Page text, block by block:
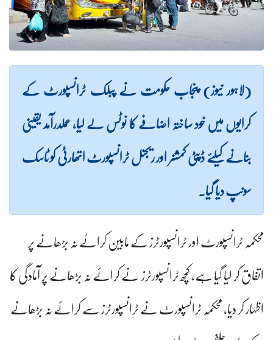
(لاہور نیوز) پنجاب حکومت نے پبلک ٹرانسپورٹ کے
کرایوں میں خود ساختہ اضافے کا نوٹس لے لیا، عملدرآمد یقینی
بنانے کیلئے ڈپٹی کمشنر اور ریجنل ٹرانسپورٹ اتھارٹی کو ٹاسک
سونپ دیا گیا۔
محکمہ ٹرانسپورٹ اور ٹرانسپورٹرز کے مابین کرائے نہ بڑھانے پر
اتفاق کر لیا گیا ہے، کچھ ٹرانسپورٹرز نے کرائے نہ بڑھانے پر آمادگی کا
اظہار کر دیا، محکمہ ٹرانسپورٹ نے ٹرانسپورٹرز سے کرائے نہ بڑھانے